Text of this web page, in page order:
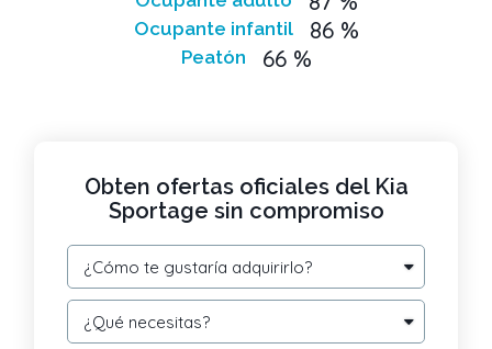
Ocupante infantil 86 %
Peatón 66 %
Obten ofertas oficiales del Kia
Sportage sin compromiso